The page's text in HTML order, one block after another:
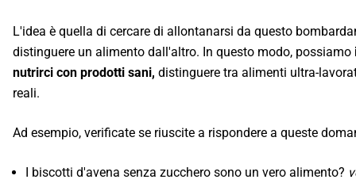
L'idea è quella di cercare di allontanarsi da questo
distinguere un alimento dall'altro. In questo modo, possiamo
nutrirci con prodotti sani, distinguere tra alimenti ultra-
reali.
Ad esempio, verificate se riuscite a rispondere a queste
I biscotti d'avena senza zucchero sono un vero alimento?